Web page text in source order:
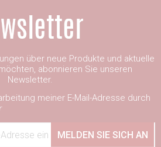
über neue Produkte und aktuelle
abonnieren Sie unseren
Newsletter.
meiner E-Mail-Adresse durch
ein MELDEN SIE SICH AN